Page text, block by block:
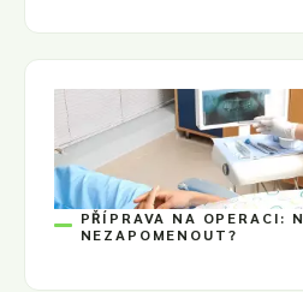
PŘÍPRAVA NA OPERACI:
NEZAPOMENOUT?